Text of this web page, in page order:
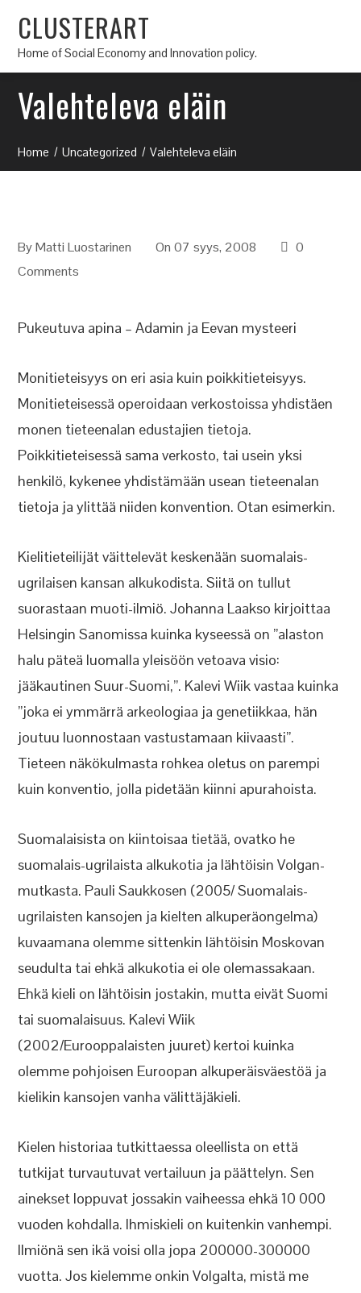
CLUSTERART
Home of Social Economy and Innovation policy.
Valehteleva eläin
Home Uncategorized Valehteleva eläin
ByMatti Luostarinen On 07 syys, 2008
0
Comments
Pukeutuva apina – Adamin ja Eevan mysteeri
Monitieteisyys on eri asia kuin poikkitieteisyys.
Monitieteisessä operoidaan verkostoissa yhdistäen
monen tieteenalan edustajien tietoja.
Poikkitieteisessä sama verkosto, tai usein yksi
henkilö, kykenee yhdistämään usean tieteenalan
tietoja ja ylittää niiden konvention. Otan esimerkin.
Kielitieteilijät väittelevät keskenään suomalais-
ugrilaisen kansan alkukodista. Siitä on tullut
suorastaan muoti-ilmiö. Johanna Laakso kirjoittaa
Helsingin Sanomissa kuinka kyseessä on ”alaston
halu päteä luomalla yleisöön vetoava visio:
jääkautinen Suur-Suomi,”. Kalevi Wiik vastaa kuinka
”joka ei ymmärrä arkeologiaa ja genetiikkaa, hän
joutuu luonnostaan vastustamaan kiivaasti”.
Tieteen näkökulmasta rohkea oletus on parempi
kuin konventio, jolla pidetään kiinni apurahoista.
Suomalaisista on kiintoisaa tietää, ovatko he
suomalais-ugrilaista alkukotia ja lähtöisin Volgan-
mutkasta. Pauli Saukkosen (2005/ Suomalais-
ugrilaisten kansojen ja kielten alkuperäongelma)
kuvaamana olemme sittenkin lähtöisin Moskovan
seudulta tai ehkä alkukotia ei ole olemassakaan.
Ehkä kieli on lähtöisin jostakin, mutta eivät Suomi
tai suomalaisuus. Kalevi Wiik
(2002/Eurooppalaisten juuret) kertoi kuinka
olemme pohjoisen Euroopan alkuperäisväestöä ja
kielikin kansojen vanha välittäjäkieli.
Kielen historiaa tutkittaessa oleellista on että
tutkijat turvautuvat vertailuun ja päättelyn. Sen
ainekset loppuvat jossakin vaiheessa ehkä 10 000
vuoden kohdalla. Ihmiskieli on kuitenkin vanhempi.
Ilmiönä sen ikä voisi olla jopa 200000-300000
vuotta. Jos kielemme onkin Volgalta, mistä me